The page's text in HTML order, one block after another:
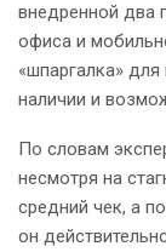
внедренной два
офиса и
«шпаргалка»
наличии и
По словам
несмотря на
средний чек, а
он